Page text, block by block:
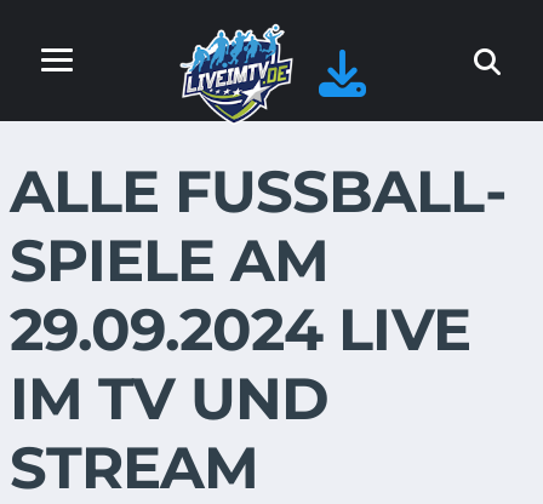
ALLE FUSSBALL-S
PIELE AM 2
9.09.2024 LIVE I
M TV UND S
TREAM